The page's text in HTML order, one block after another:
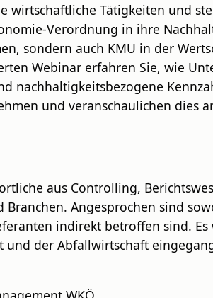
wirtschaftliche Tätigkeiten und
Verordnung in ihre
sondern auch KMU in der
Webinar erfahren Sie, wie
nachhaltigkeitsbezogene
und veranschaulichen dies
aus Controlling,
Angesprochen sind
indirekt betroffen sind.
und der Abfallwirtschaft